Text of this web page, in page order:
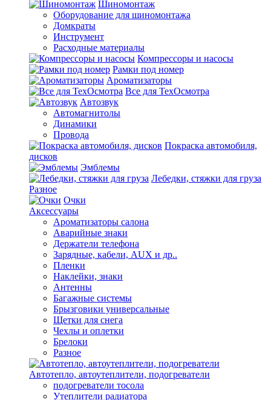
Шиномонтаж
Оборудование для шиномонтажа
Домкраты
Инструмент
Расходные материалы
Компрессоры и насосы
Рамки под номер
Ароматизаторы
Все для ТехОсмотра
Автозвук
Автомагнитолы
Динамики
Провода
Покраска автомобиля,
дисков
Эмблемы
Лебедки, стяжки для груза
Разное
Очки
Аксессуары
Ароматизаторы салона
Аварийные знаки
Держатели телефона
Зарядные, кабели, AUX и др..
Пленки
Наклейки, знаки
Антенны
Багажные системы
Брызговики универсальные
Щетки для снега
Чехлы и оплетки
Брелоки
Разное
Автотепло, автоутеплители, подогреватели
подогреватели тосола
Утеплители радиатора